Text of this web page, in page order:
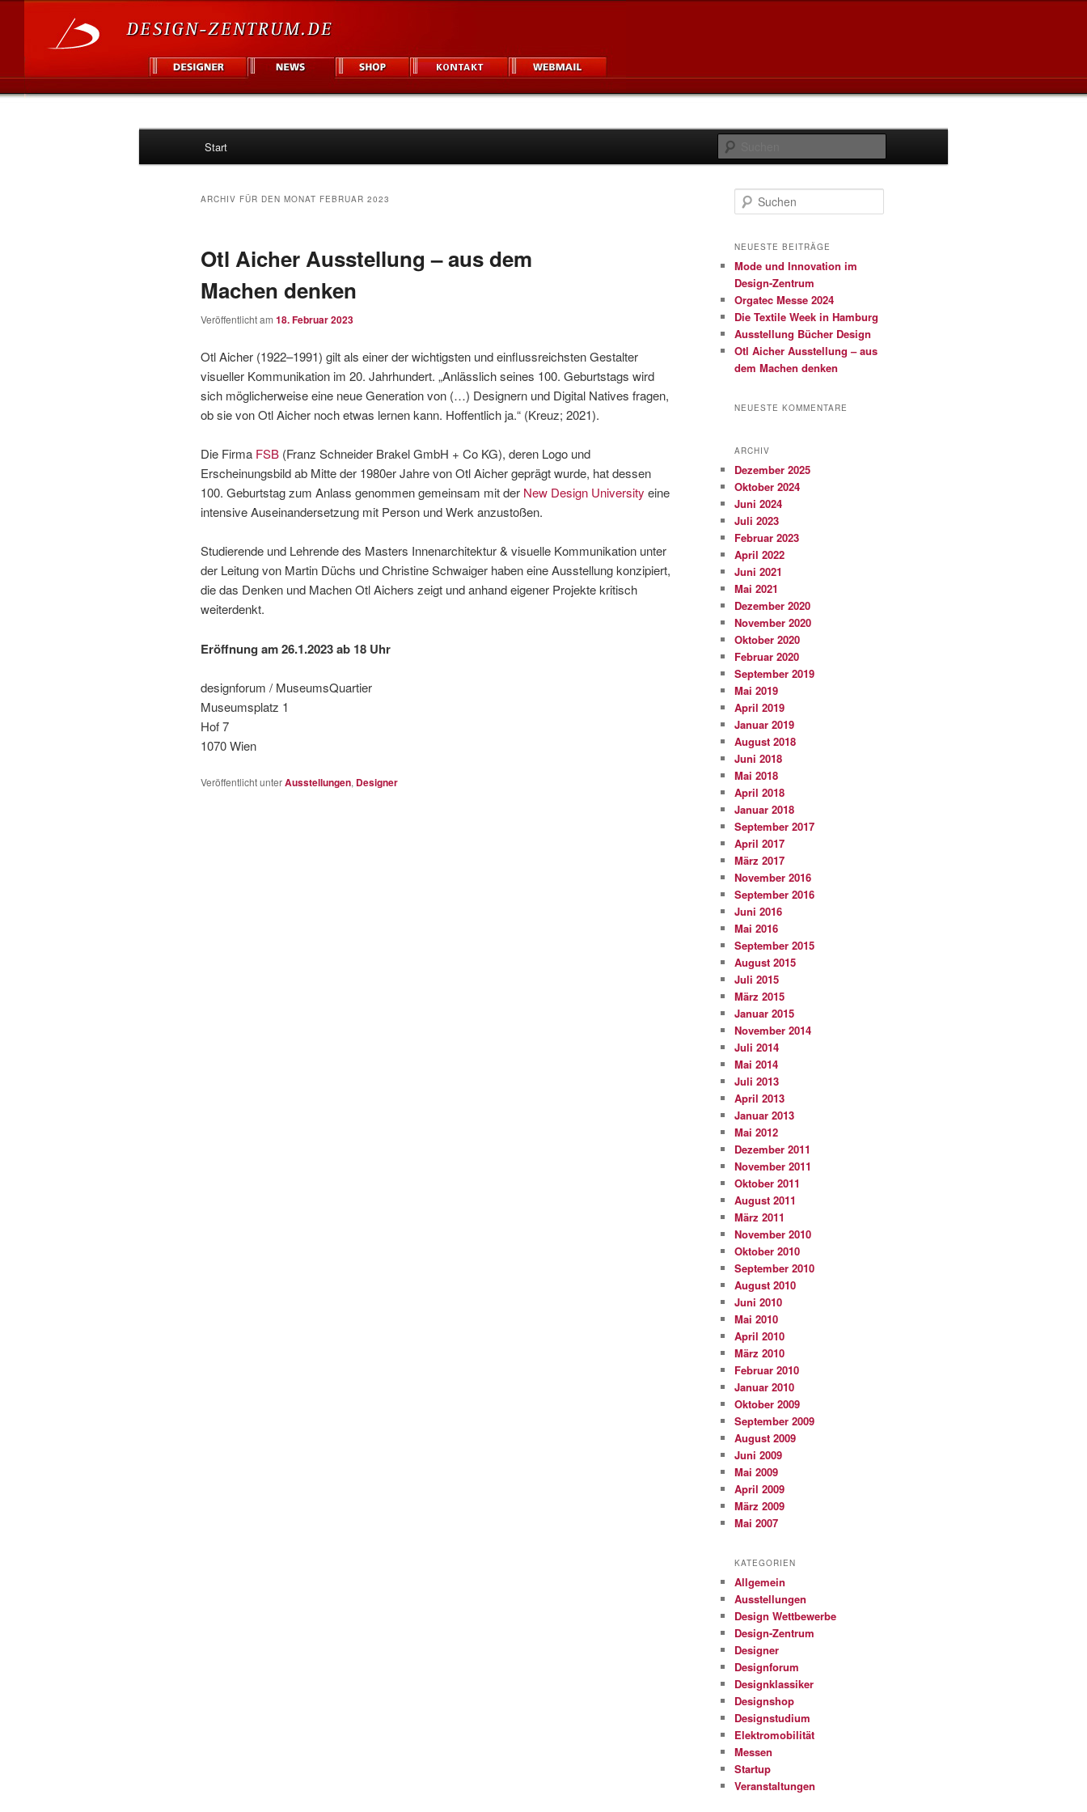
Design Zentrum
Zum
Zum
wechseln
Start
ARCHIV FÜR DEN MONAT FEBRUAR 2023
Otl Aicher Ausstellung – aus dem
Machen denken
Veröffentlicht am 18. Februar 2023
Otl Aicher (1922–1991) gilt als einer der wichtigsten und einflussreichsten Gestalter
visueller Kommunikation im 20. Jahrhundert. „Anlässlich seines 100. Geburtstags wird
sich möglicherweise eine neue Generation von (…) Designern und Digital Natives fragen,
ob sie von Otl Aicher noch etwas lernen kann. Hoffentlich ja.“ (Kreuz; 2021).
Die Firma FSB (Franz Schneider Brakel GmbH + Co KG), deren Logo und
Erscheinungsbild ab Mitte der 1980er Jahre von Otl Aicher geprägt wurde, hat dessen
100. Geburtstag zum Anlass genommen gemeinsam mit der New Design University eine
intensive Auseinandersetzung mit Person und Werk anzustoßen.
Studierende und Lehrende des Masters Innenarchitektur & visuelle Kommunikation unter
der Leitung von Martin Düchs und Christine Schwaiger haben eine Ausstellung konzipiert,
die das Denken und Machen Otl Aichers zeigt und anhand eigener Projekte kritisch
weiterdenkt.
Eröffnung am 26.1.2023 ab 18 Uhr
designforum / MuseumsQuartier
Museumsplatz 1
Hof 7
1070 Wien
Veröffentlicht unterAusstellungen, Designer
u
h
n
NEUESTE BEITRÄGE
Mode und Innovation im
Design-Zentrum
Orgatec Messe 2024
Die Textile Week in Hamburg
Ausstellung Bücher Design
Otl Aicher Ausstellung – aus
dem Machen denken
NEUESTE KOMMENTARE
ARCHIV
Dezember 2025
Oktober 2024
Juni 2024
Juli 2023
Februar 2023
April 2022
Juni 2021
Mai 2021
Dezember 2020
November 2020
Oktober 2020
Februar 2020
September 2019
Mai 2019
April 2019
Januar 2019
August 2018
Juni 2018
Mai 2018
April 2018
Januar 2018
September 2017
April 2017
März 2017
November 2016
September 2016
Juni 2016
Mai 2016
September 2015
August 2015
Juli 2015
März 2015
Januar 2015
November 2014
Juli 2014
Mai 2014
Juli 2013
April 2013
Januar 2013
Mai 2012
Dezember 2011
November 2011
Oktober 2011
August 2011
März 2011
November 2010
Oktober 2010
September 2010
August 2010
Juni 2010
Mai 2010
April 2010
März 2010
Februar 2010
Januar 2010
Oktober 2009
September 2009
August 2009
Juni 2009
Mai 2009
April 2009
März 2009
Mai 2007
KATEGORIEN
Allgemein
Ausstellungen
Design Wettbewerbe
Design-Zentrum
Designer
Designforum
Designklassiker
Designshop
Designstudium
Elektromobilität
Messen
Startup
Veranstaltungen